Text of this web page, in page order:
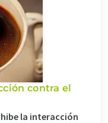
contra el
la interacción